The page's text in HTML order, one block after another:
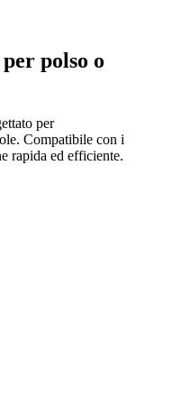
polso o
per
Compatibile con i
rapida ed efficiente.